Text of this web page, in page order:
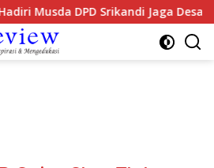
DPD Srikandi Jaga Desa Sulut